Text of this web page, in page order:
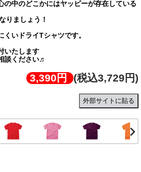
の中のどこかにはヤッピーが存在している
りましょう！
いドライTシャツです。
いたします
談ください♬
3,390円 (税込3,729円)
外部サイトに貼る